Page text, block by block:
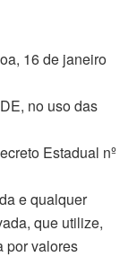
16 de janeiro
no uso das
Estadual nº
e qualquer
que utilize,
por valores